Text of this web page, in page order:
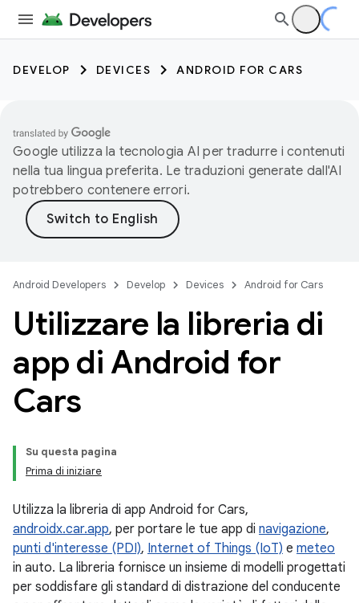
DEVELOP DEVICES ANDROID FOR CARS
Google utilizza la tecnologia AI per tradurre i contenuti
nella tua lingua preferita. Le traduzioni generate dall'AI
potrebbero contenere errori.
Android Developers Develop Devices Android for Cars
Utilizzare la libreria di
app di Android for
Cars
Su questa pagina
Prima di iniziare
Utilizza la libreria di app Android for Cars,
androidx.car.app, per portare le tue app di navigazione,
punti d'interesse (PDI), Internet of Things (IoT) e meteo
in auto. La libreria fornisce un insieme di modelli progettati
per soddisfare gli standard di distrazione del conducente